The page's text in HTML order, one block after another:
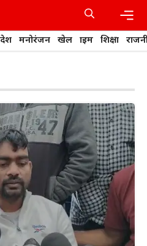
मनोरंजन खेल क्राइम शिक्षा